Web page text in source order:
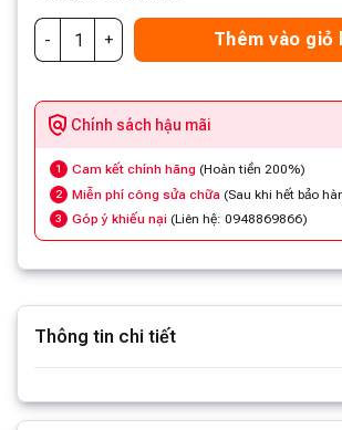
Thêm vào giỏ
Chính sách hậu mãi
1 Cam kết chính hãng (Hoàn tiền 200%)
2 Miễn phí công sửa chữa (Sau khi hết bảo
3 Góp ý khiếu nại (Liên hệ: 0948869866)
Thông tin chi tiết